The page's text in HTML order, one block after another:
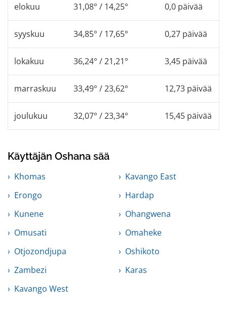
elokuu 31,08° / 14,25° 0,0 päivää
syyskuu 34,85° / 17,65° 0,27 päivää
lokakuu 36,24° / 21,21° 3,45 päivää
marraskuu 33,49° / 23,62° 12,73 päivää
joulukuu 32,07° / 23,34° 15,45 päivää
Käyttäjän Oshana sää
Khomas
Kavango East
Erongo
Hardap
Kunene
Ohangwena
Omusati
Omaheke
Otjozondjupa
Oshikoto
Zambezi
Karas
Kavango West